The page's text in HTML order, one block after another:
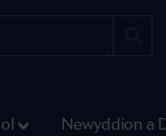
Newyddion a